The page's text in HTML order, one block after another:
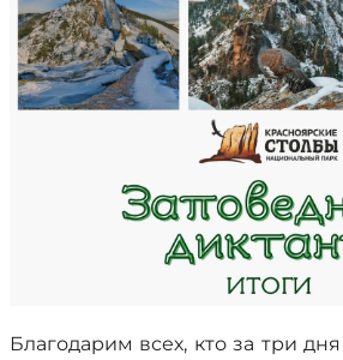
Благодарим всех, кто за три